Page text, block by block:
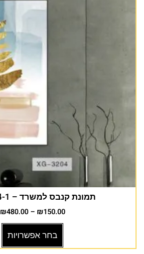
תמונת קנבס למשרד – xg-3204-1
₪150.00
–
₪480.00
בחר אפשרויות